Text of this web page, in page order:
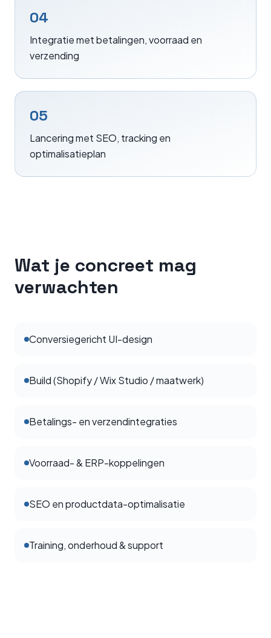
04
Integratie met betalingen, voorraad en
verzending
05
Lancering met SEO, tracking en
optimalisatieplan
Wat je concreet mag
verwachten
Conversiegericht UI-design
Build (Shopify / Wix Studio / maatwerk)
Betalings- en verzendintegraties
Voorraad- & ERP-koppelingen
SEO en productdata-optimalisatie
Training, onderhoud & support